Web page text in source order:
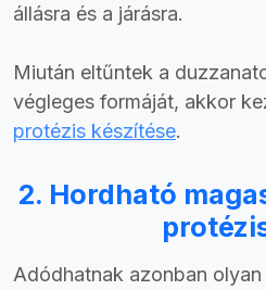
állásra és a járásra.
Miután eltűntek a
végleges formáját, akkor
protézis készítése.
2. Hordható
Adódhatnak azonban